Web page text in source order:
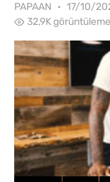
PAPAAN 17/10/
32,9K görüntüleme